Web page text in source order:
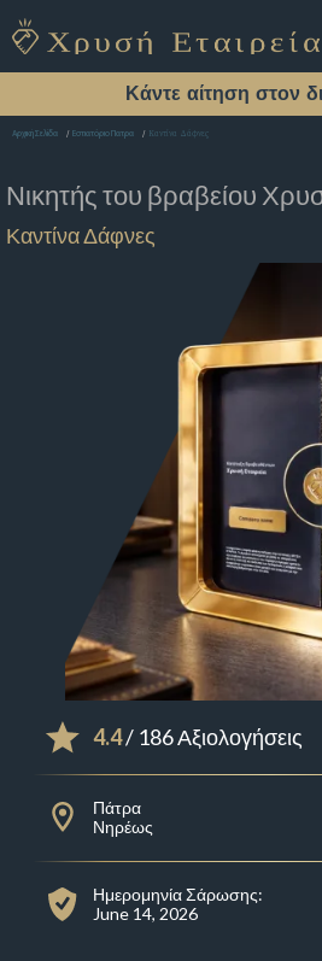
Κάντε αίτηση στον
Αρχική Σελίδα Εστιατόριο Πατρα Καντίνα Δάφνες
Νικητής του βραβείου
Καντίνα Δάφνες
4.4/ 186 Αξιολογήσεις
Πάτρα
Νηρέως
Ημερομηνία Σάρωσης:
June 14, 2026